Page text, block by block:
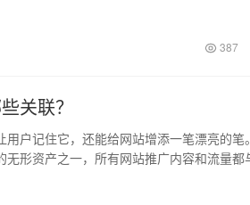
387
关联？
户记住它，还能给网站增添一笔漂亮的笔
形资产之一，所有网站推广内容和流量都